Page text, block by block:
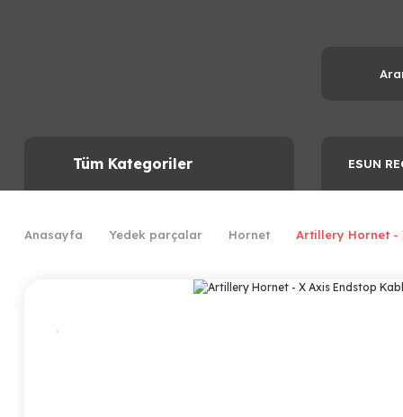
Tüm Kategoriler ESUN
Anasayfa Yedek parçalar Hornet Artillery Hornet -